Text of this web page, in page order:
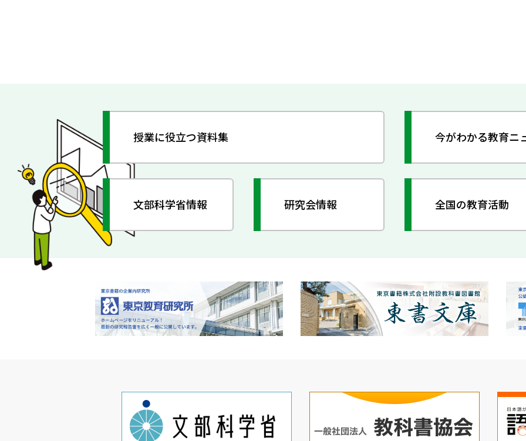
授業に役立つ資料集 今がわかる教育ニ
文部科学省情報 研究会情報 全国の教育活動